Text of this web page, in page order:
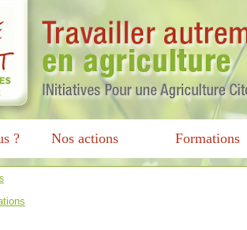
? Nos actions Formations